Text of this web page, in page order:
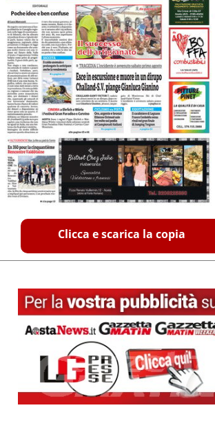
Clicca e scarica la copia